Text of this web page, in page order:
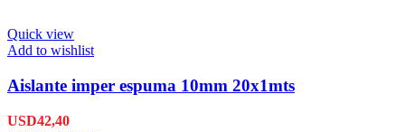
Quick view
Add to wishlist
Aislante imper espuma 10mm 20x1mts
USD42,40